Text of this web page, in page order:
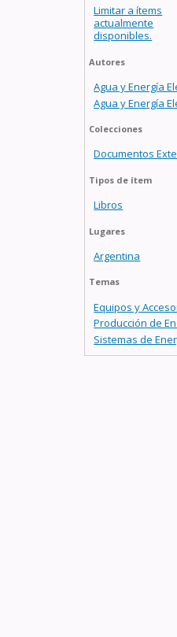
Limitar a ítems
actualmente
disponibles.
Autores
Agua y Energía
Agua y Energía
Colecciones
Documentos
Tipos de ítem
Libros
Lugares
Argentina
Temas
Equipos y
Producción de
Sistemas de